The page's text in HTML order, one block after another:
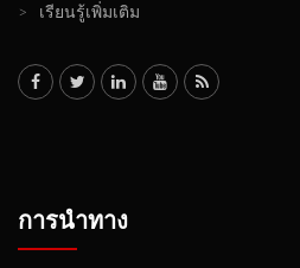
>
เรียนรู้เพิ่มเติม
การนำทาง